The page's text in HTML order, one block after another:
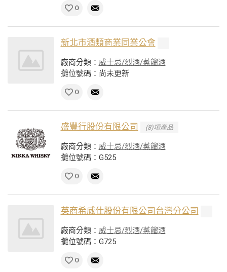
0
新北市酒類商業同業公會
廠商分類： 威士忌/烈酒/蒸餾酒
攤位號碼：尚未更新
0
盛豐行股份有限公司 (8)項產品
廠商分類： 威士忌/烈酒/蒸餾酒
攤位號碼：G525
0
英商希威仕股份有限公司台灣分公司
廠商分類： 威士忌/烈酒/蒸餾酒
攤位號碼：G725
0